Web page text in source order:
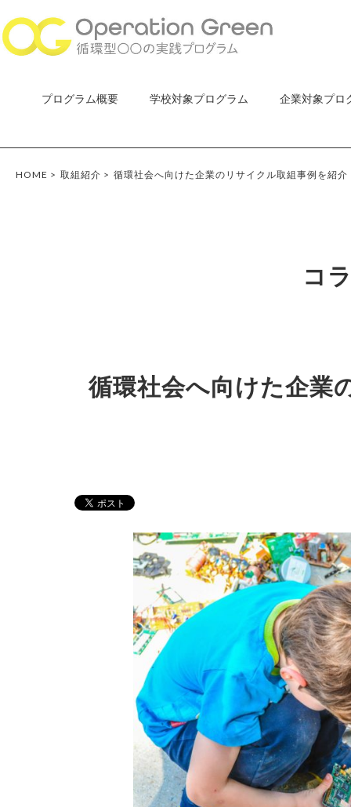
プログラム概要 学校対象プログラム 企業対象プロ
HOME > 取組紹介 > 循環社会へ向けた企業のリサイクル取組事例を紹介
コ
循環社会へ向けた企業